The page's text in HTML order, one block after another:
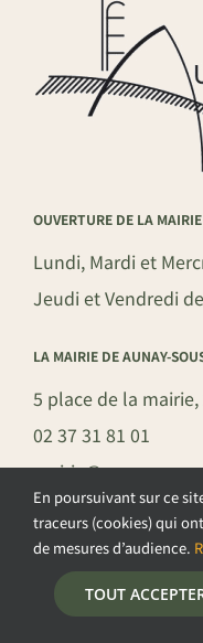
OUVERTURE DE LA MAIRIE
Lundi, Mardi et
Jeudi et Vendredi
LA MAIRIE DE AUNAY-
5 place de la
02 37 31 81 01
mairie@aunay-
©COPYRIGHT 2026 –
POLITIQUE DE
En poursuivant sur ce
traceurs (cookies) qui
de mesures d’audience.
TOUT